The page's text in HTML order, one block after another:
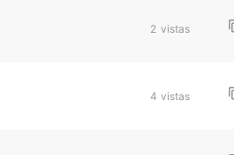
2 vistas
4 vistas